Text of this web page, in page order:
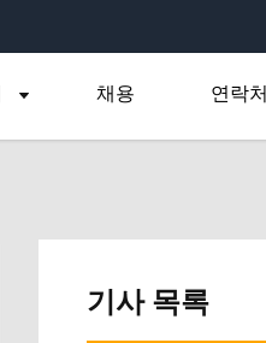
채용 연락처
기사 목록